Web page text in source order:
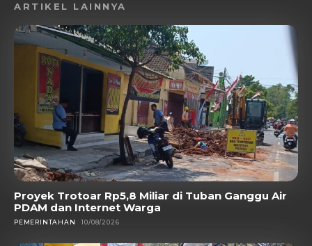
ARTIKEL LAINNYA
Proyek Trotoar Rp5,8 Miliar di Tuban Ganggu Air
PDAM dan Internet Warga
PEMERINTAHAN 10/08/2026